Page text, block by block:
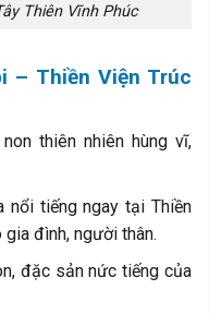
Thiên Vĩnh Phúc
– Thiền Viện Trúc
thiên nhiên hùng vĩ,
nổi tiếng ngay tại Thiền
gia đình, người thân.
đặc sản nức tiếng của